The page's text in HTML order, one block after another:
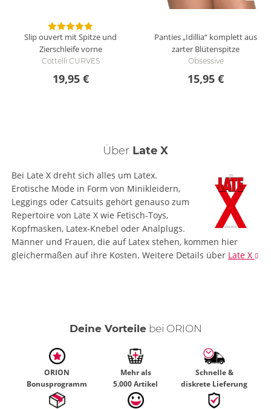
Slip ouvert mit Spitze und
Zierschleife vorne
Cottelli CURVES
19,95 €
Panties „Idillia“ komplett aus
zarter Blütenspitze
Obsessive
15,95 €
Über Late X
Bei Late X dreht sich alles um Latex.
Erotische Mode in Form von Minikleidern,
Leggings oder Catsuits gehört genauso zum
Repertoire von Late X wie Fetisch-Toys,
Kopfmasken, Latex-Knebel oder Analplugs.
Männer und Frauen, die auf Latex stehen, kommen hier
gleichermaßen auf ihre Kosten. Weitere Details über Late X
Deine Vorteilebei ORION
ORION
Bonusprogramm
Mehr als
5.000 Artikel
Schnelle &
diskrete Lieferung